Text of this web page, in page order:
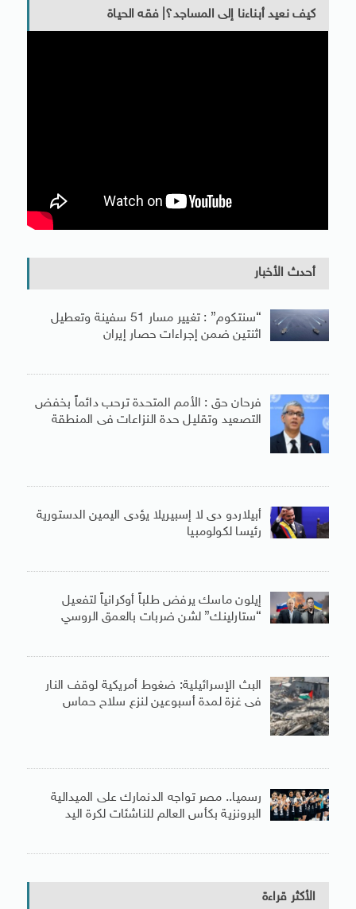
كيف نعيد أبناءنا إلى المساجد؟| فقه الحياة
أحدث الأخبار
“سنتكوم” : تغيير مسار 51 سفينة وتعطيل
اثنتين ضمن إجراءات حصار إيران
فرحان حق : الأمم المتحدة ترحب دائماً بخفض
التصعيد وتقليل حدة النزاعات فى المنطقة
أبيلاردو دى لا إسبيريلا يؤدى اليمين الدستورية
رئيسا لكولومبيا
إيلون ماسك يرفض طلباً أوكرانياً لتفعيل
“ستارلينك” لشن ضربات بالعمق الروسي
البث الإسرائيلية: ضغوط أمريكية لوقف النار
فى غزة لمدة أسبوعين لنزع سلاح حماس
رسميا.. مصر تواجه الدنمارك على الميدالية
البرونزية بكأس العالم للناشئات لكرة اليد
الأكثر قراءة